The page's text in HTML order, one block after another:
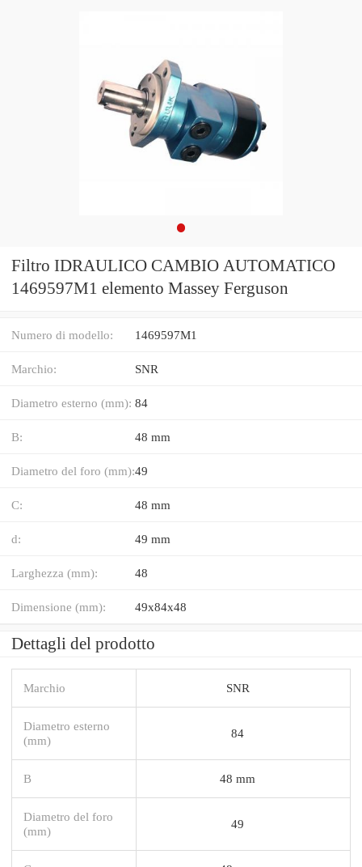
Filtro IDRAULICO CAMBIO AUTOMATICO
1469597M1 elemento Massey Ferguson
Numero di modello: 1469597M1
Marchio: SNR
Diametro esterno (mm): 84
B: 48 mm
Diametro del foro (mm):49
C: 48 mm
d: 49 mm
Larghezza (mm): 48
Dimensione (mm): 49x84x48
Dettagli del prodotto
Marchio SNR
Diametro esterno
(mm)
84
B 48 mm
Diametro del foro
(mm)
49